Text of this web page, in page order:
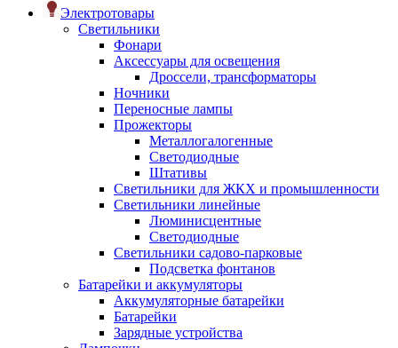
Электротовары
Светильники
Фонари
Аксессуары для освещения
Дроссели, трансформаторы
Ночники
Переносные лампы
Прожекторы
Металлогалогенные
Светодиодные
Штативы
Светильники для ЖКХ и промышленности
Светильники линейные
Люминисцентные
Светодиодные
Светильники садово-парковые
Подсветка фонтанов
Батарейки и аккумуляторы
Аккумуляторные батарейки
Батарейки
Зарядные устройства